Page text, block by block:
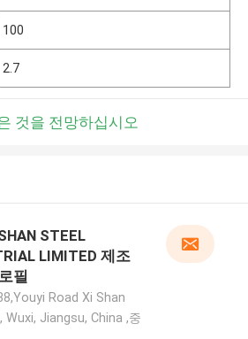
100
2.7
것을 전망하십시오
STEEL
LIMITED 제조
필
Road Xi Shan
Wuxi, Jiangsu, China ,중